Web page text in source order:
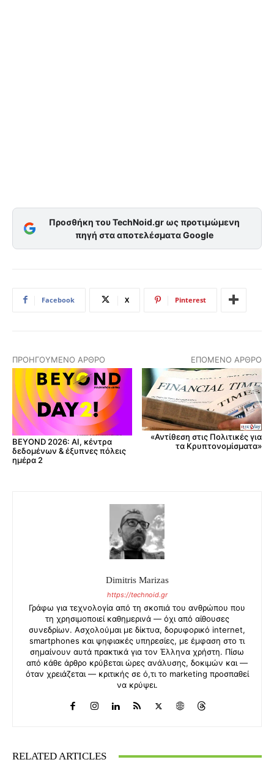
Προσθήκη του TechNoid.gr ως προτιμώμενη
πηγή στα αποτελέσματα Google
Facebook X Pinterest
ΠΡΟΗΓΟΎΜΕΝΟ ΆΡΘΡΟ
BEYOND 2026: AI, κέντρα
δεδομένων & έξυπνες πόλεις
ημέρα 2
ΕΠΌΜΕΝΟ ΆΡΘΡΟ
«Αντίθεση στις Πολιτικές για
τα Κρυπτονομίσματα»
Dimitris Marizas
https://technoid.gr
Γράφω για τεχνολογία από τη σκοπιά του ανθρώπου που
τη χρησιμοποιεί καθημερινά — όχι από αίθουσες
συνεδρίων. Ασχολούμαι με δίκτυα, δορυφορικό internet,
smartphones και ψηφιακές υπηρεσίες, με έμφαση στο τι
σημαίνουν αυτά πρακτικά για τον Έλληνα χρήστη. Πίσω
από κάθε άρθρο κρύβεται ώρες ανάλυσης, δοκιμών και —
όταν χρειάζεται — κριτικής σε ό,τι το marketing προσπαθεί
να κρύψει.
RELATED ARTICLES